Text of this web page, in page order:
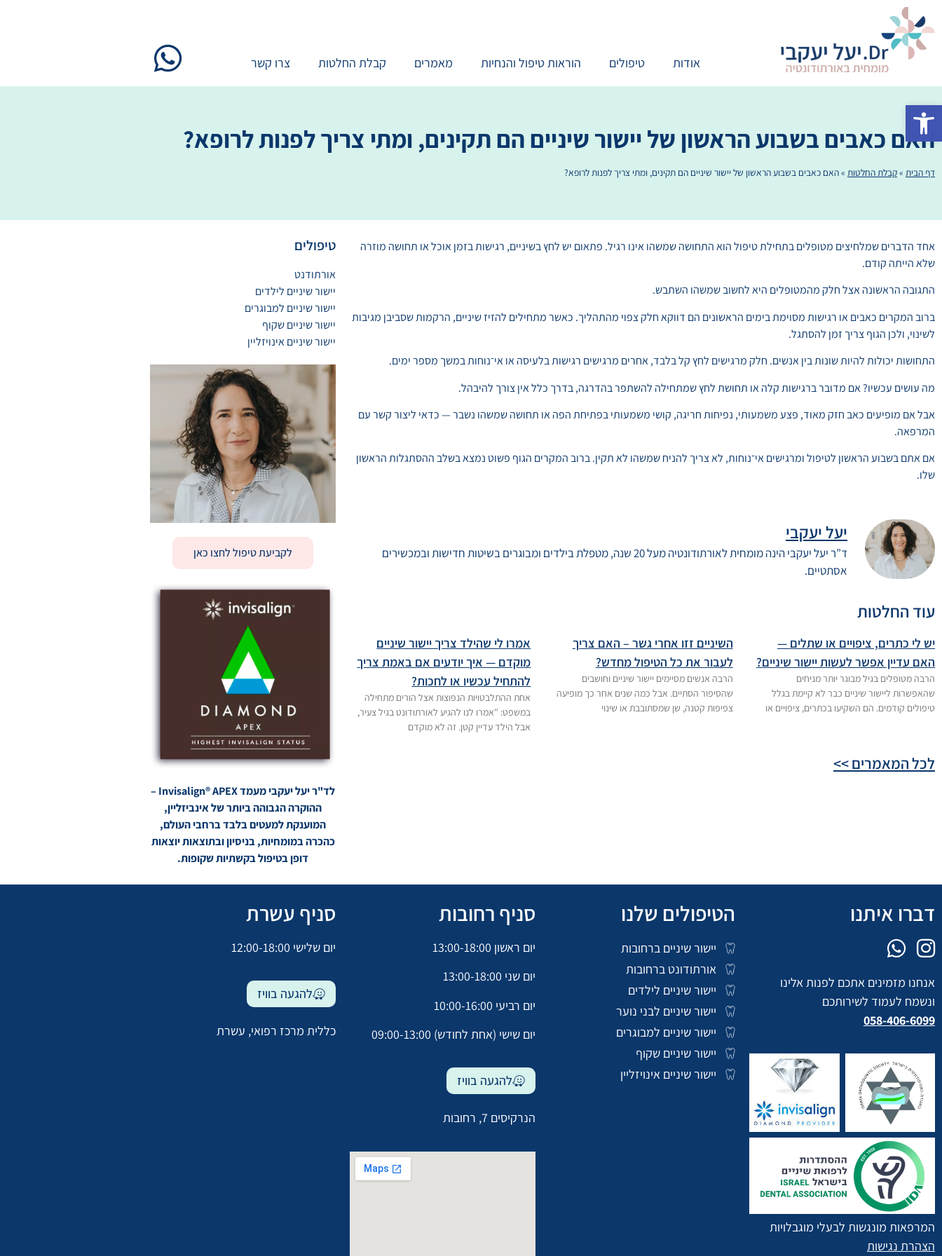
אודות טיפולים הוראות טיפול והנחיות מאמרים קבלת החלטות צרו קשר
האם כאבים בשבוע הראשון של יישור שיניים הם תקינים, ומתי צריך לפנות לרופא?
דף הבית »קבלת החלטות »האם כאבים בשבוע הראשון של יישור שיניים הם תקינים, ומתי צריך לפנות לרופא?
אחד הדברים שמלחיצים מטופלים בתחילת טיפול הוא התחושה שמשהו אינו רגיל. פתאום יש לחץ בשיניים, רגישות בזמן אוכל או תחושה מוזרה
שלא הייתה קודם.
התגובה הראשונה אצל חלק מהמטופלים היא לחשוב שמשהו השתבש.
ברוב המקרים כאבים או רגישות מסוימת בימים הראשונים הם דווקא חלק צפוי מהתהליך. כאשר מתחילים להזיז שיניים, הרקמות שסביבן מגיבות
לשינוי, ולכן הגוף צריך זמן להסתגל.
התחושות יכולות להיות שונות בין אנשים. חלק מרגישים לחץ קל בלבד, אחרים מרגישים רגישות בלעיסה או אי־נוחות במשך מספר ימים.
מה עושים עכשיו? אם מדובר ברגישות קלה או תחושת לחץ שמתחילה להשתפר בהדרגה, בדרך כלל אין צורך להיבהל.
אבל אם מופיעים כאב חזק מאוד, פצע משמעותי, נפיחות חריגה, קושי משמעותי בפתיחת הפה או תחושה שמשהו נשבר — כדאי ליצור קשר עם
המרפאה.
אם אתם בשבוע הראשון לטיפול ומרגישים אי־נוחות, לא צריך להניח שמשהו לא תקין. ברוב המקרים הגוף פשוט נמצא בשלב ההסתגלות הראשון
שלו.
יעל יעקבי
ד”ר יעל יעקבי הינה מומחית לאורתודונטיה מעל 20 שנה, מטפלת בילדים ומבוגרים בשיטות חדישות ובמכשירים
אסתטיים.
עוד החלטות
יש לי כתרים, ציפויים או שתלים —
האם עדיין אפשר לעשות יישור שיניים?
הרבה מטופלים בגיל מבוגר יותר מניחים
שהאפשרות ליישור שיניים כבר לא קיימת בגלל
טיפולים קודמים. הם השקיעו בכתרים, ציפויים או
השיניים זזו אחרי גשר – האם צריך
לעבור את כל הטיפול מחדש?
הרבה אנשים מסיימים יישור שיניים וחושבים
שהסיפור הסתיים. אבל כמה שנים אחר כך מופיעה
צפיפות קטנה, שן שמסתובבת או שינוי
אמרו לי שהילד צריך יישור שיניים
מוקדם — איך יודעים אם באמת צריך
להתחיל עכשיו או לחכות?
אחת ההתלבטויות הנפוצות אצל הורים מתחילה
במשפט: "אמרו לנו להגיע לאורתודונט בגיל צעיר,
אבל הילד עדיין קטן. זה לא מוקדם
לכל המאמרים >>
טיפולים
אורתודנט
יישור שיניים לילדים
יישור שיניים למבוגרים
יישור שיניים שקוף
יישור שיניים אינויזליין
לקביעת טיפול לחצו כאן
לד"ר יעל יעקבי מעמד Invisalign® APEX –
ההוקרה הגבוהה ביותר של אינביזליין,
המוענקת למעטים בלבד ברחבי העולם,
כהכרה במומחיות, בניסיון ובתוצאות יוצאות
דופן בטיפול בקשתיות שקופות.
דברו איתנו
אנחנו מזמינים אתכם לפנות אלינו
ונשמח לעמוד לשירותכם
058-406-6099
המרפאות מונגשות לבעלי מוגבלויות
הצהרת נגישות
הטיפולים שלנו
יישור שיניים ברחובות
אורתודונט ברחובות
יישור שיניים לילדים
יישור שיניים לבני נוער
יישור שיניים למבוגרים
יישור שיניים שקוף
יישור שיניים אינויזליין
סניף רחובות
יום ראשון 13:00-18:00
יום שני 13:00-18:00
יום רביעי 10:00-16:00
יום שישי (אחת לחודש) 09:00-13:00
להגעה בוויז
הנרקיסים 7, רחובות
סניף עשרת
יום שלישי 12:00-18:00
להגעה בוויז
כללית מרכז רפואי, עשרת
השאירו פרטים לתיאום פגישת ייעוץ
פתח סרגל נגישות